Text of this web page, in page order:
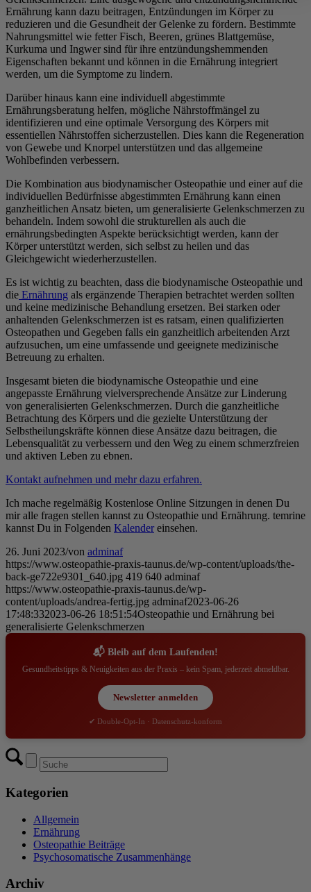
Ernährung kann dazu beitragen, Entzündungen im Körper zu
reduzieren und die Gesundheit der Gelenke zu fördern. Bestimmte
Nahrungsmittel wie fetter Fisch, Beeren, grünes Blattgemüse,
Kurkuma und Ingwer sind für ihre entzündungshemmenden
Eigenschaften bekannt und können in die Ernährung integriert
werden, um die Symptome zu lindern.
Darüber hinaus kann eine individuell abgestimmte
Ernährungsberatung helfen, mögliche Nährstoffmängel zu
identifizieren und eine optimale Versorgung des Körpers mit
essentiellen Nährstoffen sicherzustellen. Dies kann die Regeneration
von Gewebe und Knorpel unterstützen und das allgemeine
Wohlbefinden verbessern.
Die Kombination aus biodynamischer Osteopathie und einer auf die
individuellen Bedürfnisse abgestimmten Ernährung kann einen
ganzheitlichen Ansatz bieten, um generalisierte Gelenkschmerzen zu
behandeln. Indem sowohl die strukturellen als auch die
ernährungsbedingten Aspekte berücksichtigt werden, kann der
Körper unterstützt werden, sich selbst zu heilen und das
Gleichgewicht wiederherzustellen.
Es ist wichtig zu beachten, dass die biodynamische Osteopathie und
die Ernährung als ergänzende Therapien betrachtet werden sollten
und keine medizinische Behandlung ersetzen. Bei starken oder
anhaltenden Gelenkschmerzen ist es ratsam, einen qualifizierten
Osteopathen und Gegeben falls ein ganzheitlich arbeitenden Arzt
aufzusuchen, um eine umfassende und geeignete medizinische
Betreuung zu erhalten.
Insgesamt bieten die biodynamische Osteopathie und eine
angepasste Ernährung vielversprechende Ansätze zur Linderung
von generalisierten Gelenkschmerzen. Durch die ganzheitliche
Betrachtung des Körpers und die gezielte Unterstützung der
Selbstheilungskräfte können diese Ansätze dazu beitragen, die
Lebensqualität zu verbessern und den Weg zu einem schmerzfreien
und aktiven Leben zu ebnen.
Kontakt aufnehmen und mehr dazu erfahren.
Ich mache regelmäßig Kostenlose Online Sitzungen in denen Du
mir alle fragen stellen kannst zu Osteopathie und Ernährung. temrine
kannst Du in Folgenden Kalender einsehen.
26. Juni 2023/von adminaf
https://www.osteopathie-praxis-taunus.de/wp-content/uploads/the-
back-ge722e9301_640.jpg 419 640 adminaf
https://www.osteopathie-praxis-taunus.de/wp-
content/uploads/andrea-fertig.jpg adminaf2023-06-26
17:48:332023-06-26 18:51:54Osteopathie und Ernährung bei
generalisierte Gelenkschmerzen
📬 Bleib auf dem Laufenden!
Gesundheitstipps & Neuigkeiten aus der Praxis – kein Spam, jederzeit abmeldbar.
Newsletter anmelden
✔ Double-Opt-In · Datenschutz-konform
Kategorien
Allgemein
Ernährung
Osteopathie Beiträge
Psychosomatische Zusammenhänge
Archiv